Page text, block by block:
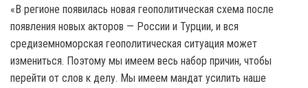
«В регионе появилась новая геополитическая схема после
появления новых акторов — России и Турции, и вся
средиземноморская геополитическая ситуация может
измениться. Поэтому мы имеем весь набор причин, чтобы
перейти от слов к делу. Мы имеем мандат усилить наше